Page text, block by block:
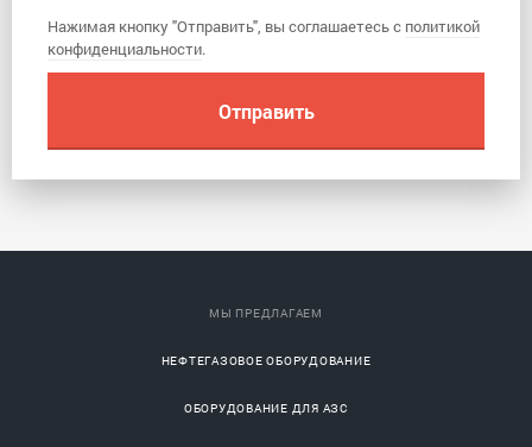
Нажимая кнопку "Отправить", вы соглашаетесь с политикой
конфиденциальности.
МЫ ПРЕДЛАГАЕМ
НЕФТЕГАЗОВОЕ ОБОРУДОВАНИЕ
ОБОРУДОВАНИЕ ДЛЯ АЗС